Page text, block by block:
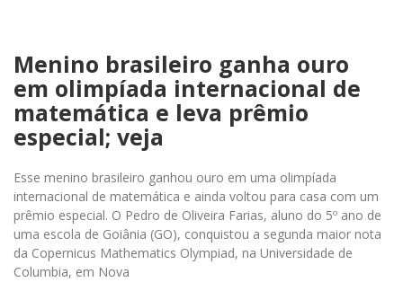
Menino brasileiro ganha ouro
em olimpíada internacional de
matemática e leva prêmio
especial; veja
Esse menino brasileiro ganhou ouro em uma olimpíada
internacional de matemática e ainda voltou para casa com um
prêmio especial. O Pedro de Oliveira Farias, aluno do 5º ano de
uma escola de Goiânia (GO), conquistou a segunda maior nota
da Copernicus Mathematics Olympiad, na Universidade de
Columbia, em Nova